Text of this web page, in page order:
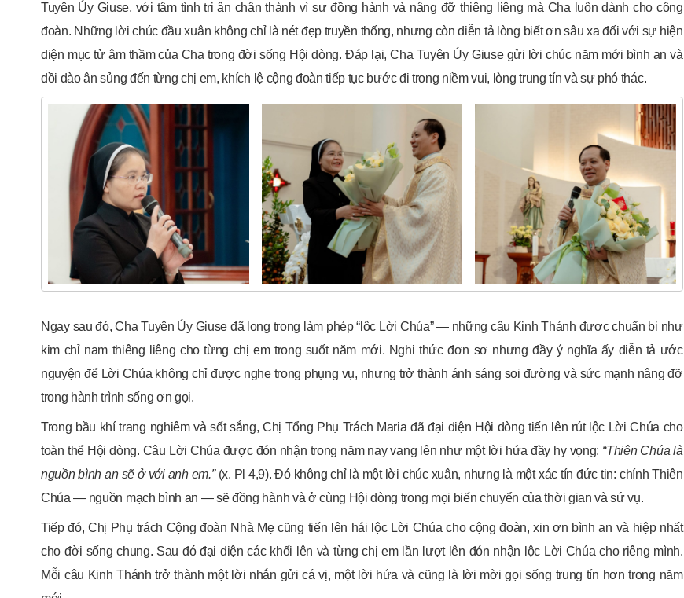
Tuyên Úy Giuse, với tâm tình tri ân chân thành vì sự đồng hành và nâng đỡ thiêng liêng mà Cha luôn dành cho cộng
đoàn. Những lời chúc đầu xuân không chỉ là nét đẹp truyền thống, nhưng còn diễn tả lòng biết ơn sâu xa đối với sự hiện
diện mục tử âm thầm của Cha trong đời sống Hội dòng. Đáp lại, Cha Tuyên Úy Giuse gửi lời chúc năm mới bình an và
dồi dào ân sủng đến từng chị em, khích lệ cộng đoàn tiếp tục bước đi trong niềm vui, lòng trung tín và sự phó thác.
Ngay sau đó, Cha Tuyên Úy Giuse đã long trọng làm phép “lộc Lời Chúa” — những câu Kinh Thánh được chuẩn bị như
kim chỉ nam thiêng liêng cho từng chị em trong suốt năm mới. Nghi thức đơn sơ nhưng đầy ý nghĩa ấy diễn tả ước
nguyện để Lời Chúa không chỉ được nghe trong phụng vụ, nhưng trở thành ánh sáng soi đường và sức mạnh nâng đỡ
trong hành trình sống ơn gọi.
Trong bầu khí trang nghiêm và sốt sắng, Chị Tổng Phụ Trách Maria đã đại diện Hội dòng tiến lên rút lộc Lời Chúa cho
toàn thể Hội dòng. Câu Lời Chúa được đón nhận trong năm nay vang lên như một lời hứa đầy hy vọng: “Thiên Chúa là
nguồn bình an sẽ ở với anh em.”(x. Pl 4,9). Đó không chỉ là một lời chúc xuân, nhưng là một xác tín đức tin: chính Thiên
Chúa — nguồn mạch bình an — sẽ đồng hành và ở cùng Hội dòng trong mọi biến chuyển của thời gian và sứ vụ.
Tiếp đó, Chị Phụ trách Cộng đoàn Nhà Mẹ cũng tiến lên hái lộc Lời Chúa cho cộng đoàn, xin ơn bình an và hiệp nhất
cho đời sống chung. Sau đó đại diện các khối lên và từng chị em lần lượt lên đón nhận lộc Lời Chúa cho riêng mình.
Mỗi câu Kinh Thánh trở thành một lời nhắn gửi cá vị, một lời hứa và cũng là lời mời gọi sống trung tín hơn trong năm